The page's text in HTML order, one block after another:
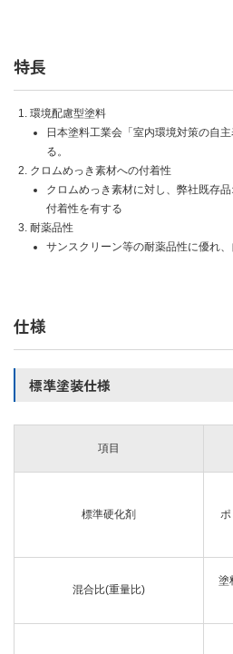
特長
環境配慮型塗料
日本塗料工業会「室内環境対策の自
る。
クロムめっき素材への付着性
クロムめっき素材に対し、弊社既存
付着性を有する
耐薬品性
サンスクリーン等の耐薬品性に優れ
仕様
標準塗装仕様
項目
標準硬化剤
混合比(重量比)
塗